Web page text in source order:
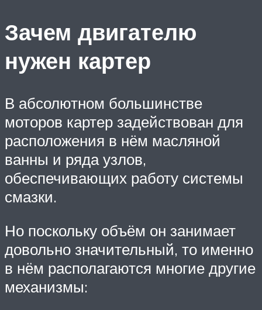
Зачем двигателю
нужен картер
В абсолютном большинстве
моторов картер задействован для
расположения в нём масляной
ванны и ряда узлов,
обеспечивающих работу системы
смазки.
Но поскольку объём он занимает
довольно значительный, то именно
в нём располагаются многие другие
механизмы: